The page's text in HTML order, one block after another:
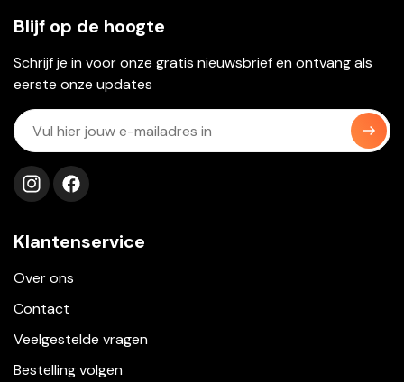
Blijf op de hoogte
Schrijf je in voor onze gratis nieuwsbrief en ontvang als
eerste onze updates
Volg ons op instagram
Volg ons op facebook
Klantenservice
Over ons
Contact
Veelgestelde vragen
Bestelling volgen